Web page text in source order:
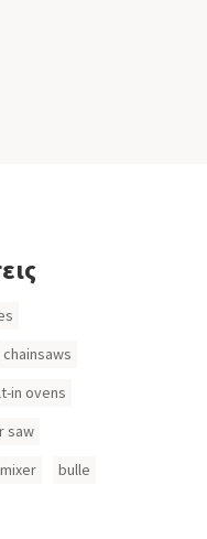
chainsaws
in ovens
saw
mixer
bulle